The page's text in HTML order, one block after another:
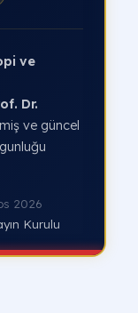
ve
Dr.
ve güncel
2026
Kurulu